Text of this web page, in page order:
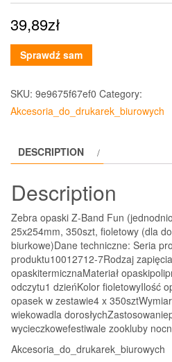
39,89zł
Sprawdź sam
SKU: 9e9675f67ef0 Category:
Akcesoria_do_drukarek_biurowych
DESCRIPTION
Description
Zebra opaski Z-Band Fun
25x254mm, 350szt, fioletowy (dla
biurkowe)Dane techniczne: Seria
produktu10012712-7Rodzaj
opaskitermicznaMateriał
odczytu1 dzieńKolor fioletowyIlość
opasek w zestawie4 x
wiekowadla
wycieczkowefestiwale zookluby
Akcesoria_do_drukarek_biurowych